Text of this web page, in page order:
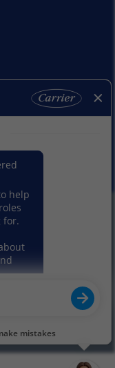
Plan du site